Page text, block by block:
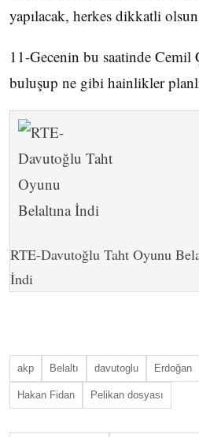
yapılacak, herkes dikkatli
11-Gecenin bu saatinde
buluşup ne gibi hainlikler
RTE-Davutoğlu Taht Oyunu
İndi
akp Belaltı davutoglu Erdoğan
Hakan Fidan Pelikan dosyası